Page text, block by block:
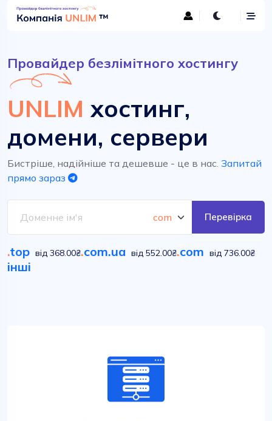
Провайдер безлімітного хостингу
UNLIM хостинг,
домени, сервери
Бистріше, надійніше та дешевше - це в нас. Запитай
прямо зараз
Перевірка
.top від 368.00₴.com.ua від 552.00₴.com від 736.00₴
інші